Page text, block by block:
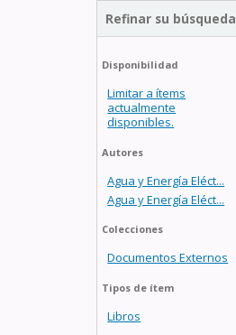
Refinar su búsqueda
Disponibilidad
Limitar a ítems
actualmente
disponibles.
Autores
Agua y Energía Eléct...
Agua y Energía Eléct...
Colecciones
Documentos Externos
Tipos de ítem
Libros